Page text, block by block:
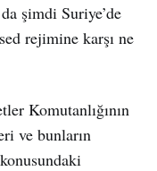
şimdi Suriye’de
rejimine karşı ne
Komutanlığının
ve bunların